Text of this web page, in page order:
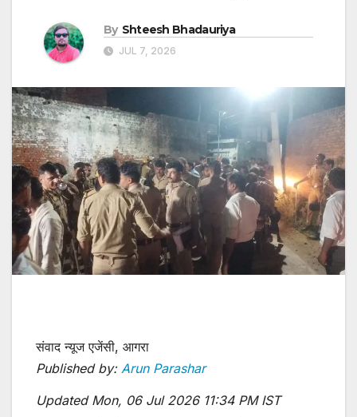
By Shteesh Bhadauriya
JUL 7, 2026
संवाद न्यूज एजेंसी, आगरा
Published by: Arun Parashar
Updated Mon, 06 Jul 2026 11:34 PM IST